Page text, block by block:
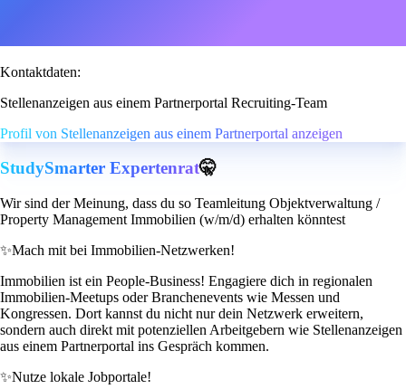
Kontaktdaten:
Stellenanzeigen aus einem Partnerportal Recruiting-Team
Profil von Stellenanzeigen aus einem Partnerportal anzeigen
StudySmarter Expertenrat🤫
Wir sind der Meinung, dass du so Teamleitung Objektverwaltung /
Property Management Immobilien (w/m/d) erhalten könntest
✨Mach mit bei Immobilien-Netzwerken!
Immobilien ist ein People-Business! Engagiere dich in regionalen
Immobilien-Meetups oder Branchenevents wie Messen und
Kongressen. Dort kannst du nicht nur dein Netzwerk erweitern,
sondern auch direkt mit potenziellen Arbeitgebern wie Stellenanzeigen
aus einem Partnerportal ins Gespräch kommen.
✨Nutze lokale Jobportale!